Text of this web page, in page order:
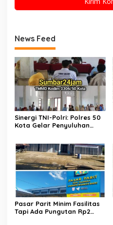
News Feed
Sinergi TNI-Polri: Polres 50
Kota Gelar Penyuluhan
​Pasar Parit Minim Fasilitas
Tapi Ada Pungutan Rp2